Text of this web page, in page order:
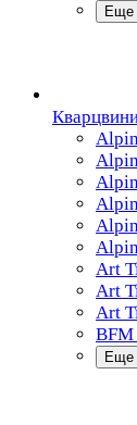
Еще
Art
Art
Art
BFM
Еще